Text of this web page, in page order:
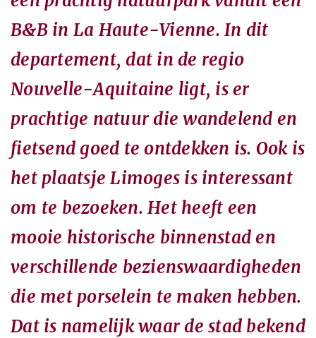
B&B in La Haute-Vienne. In dit
departement, dat in de regio
Nouvelle-Aquitaine ligt, is er
prachtige natuur die wandelend en
fietsend goed te ontdekken is. Ook is
het plaatsje Limoges is interessant
om te bezoeken. Het heeft een
mooie historische binnenstad en
verschillende bezienswaardigheden
die met porselein te maken hebben.
Dat is namelijk waar de stad bekend